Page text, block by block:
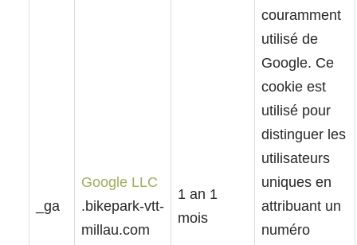
_ga
Google LLC
.bikepark-vtt-
millau.com
1 an 1
mois
couramment
utilisé de
Google. Ce
cookie est
utilisé pour
distinguer les
utilisateurs
uniques en
attribuant un
numéro